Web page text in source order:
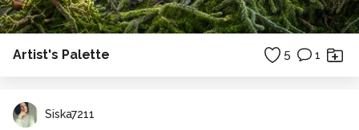
Artist's Palette 5 1
Siska7211